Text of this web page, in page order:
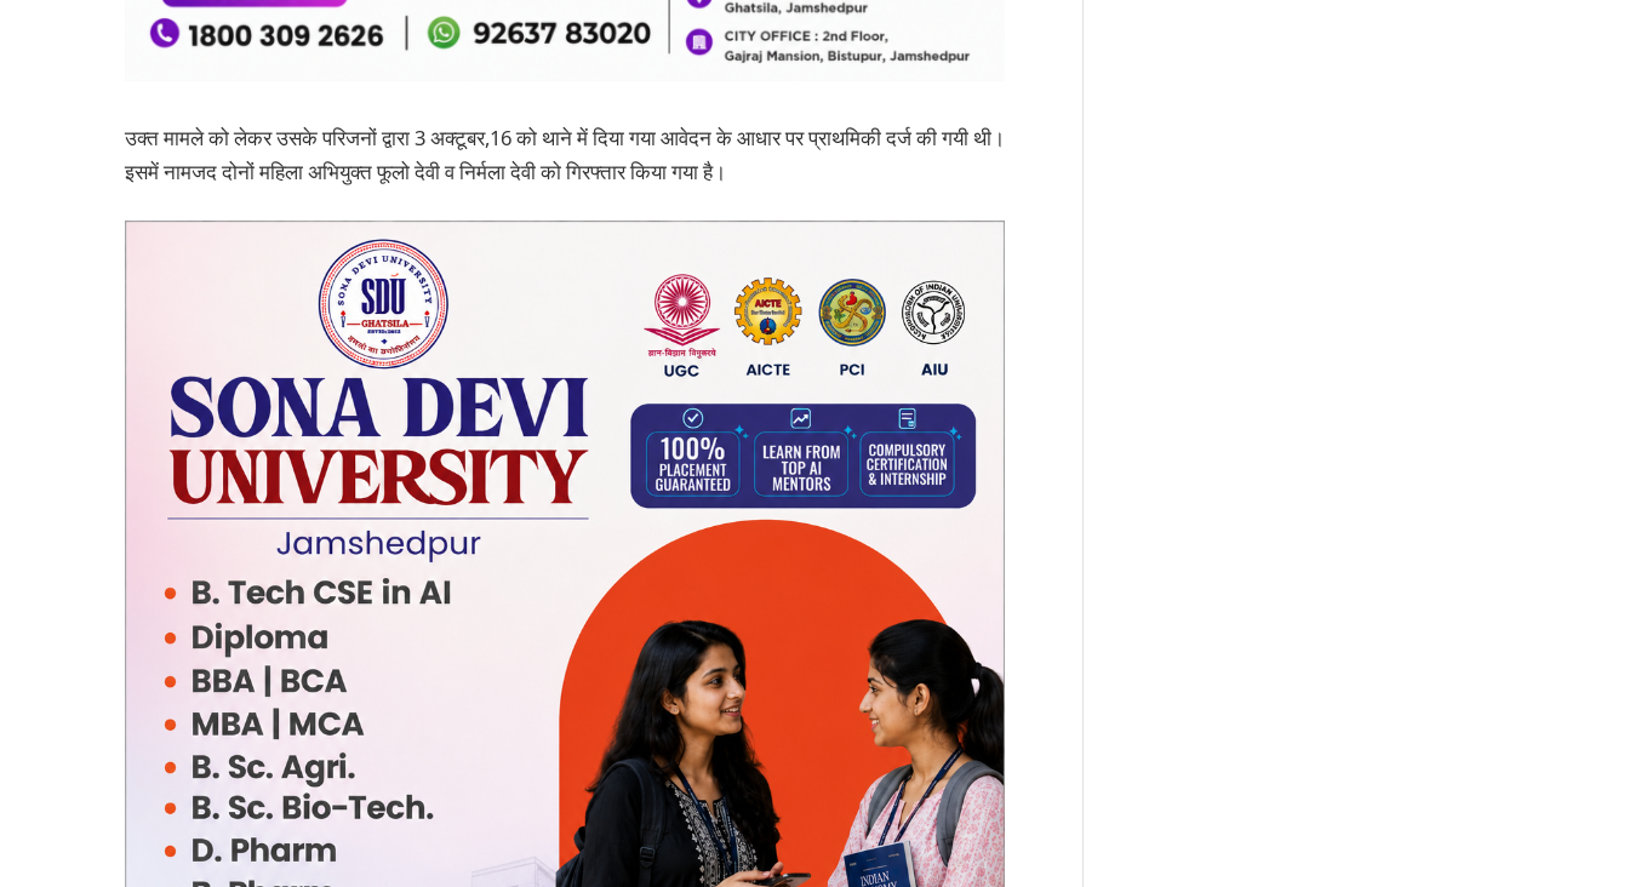
उक्त मामले को लेकर उसके परिजनों द्वारा 3 अक्टूबर,16 को थाने में दिया गया आवेदन के आधार पर प्राथमिकी दर्ज की गयी थी।
इसमें नामजद दोनों महिला अभियुक्त फूलो देवी व निर्मला देवी को गिरफ्तार किया गया है।